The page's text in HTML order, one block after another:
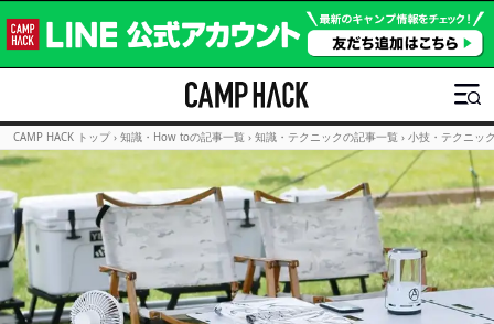
CAMP HACK トップ › 知識・How toの記事一覧 › 知識・テクニックの記事一覧 › 小技・テクニッ